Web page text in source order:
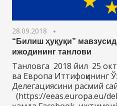
28.09.2018
“Билиш ҳуқуқи”
ижодининг танлови
Танловга 2018 йил 25
ва Европа Иттифоқининг
Делегациясини расмий
(https://eeas.europa.eu/